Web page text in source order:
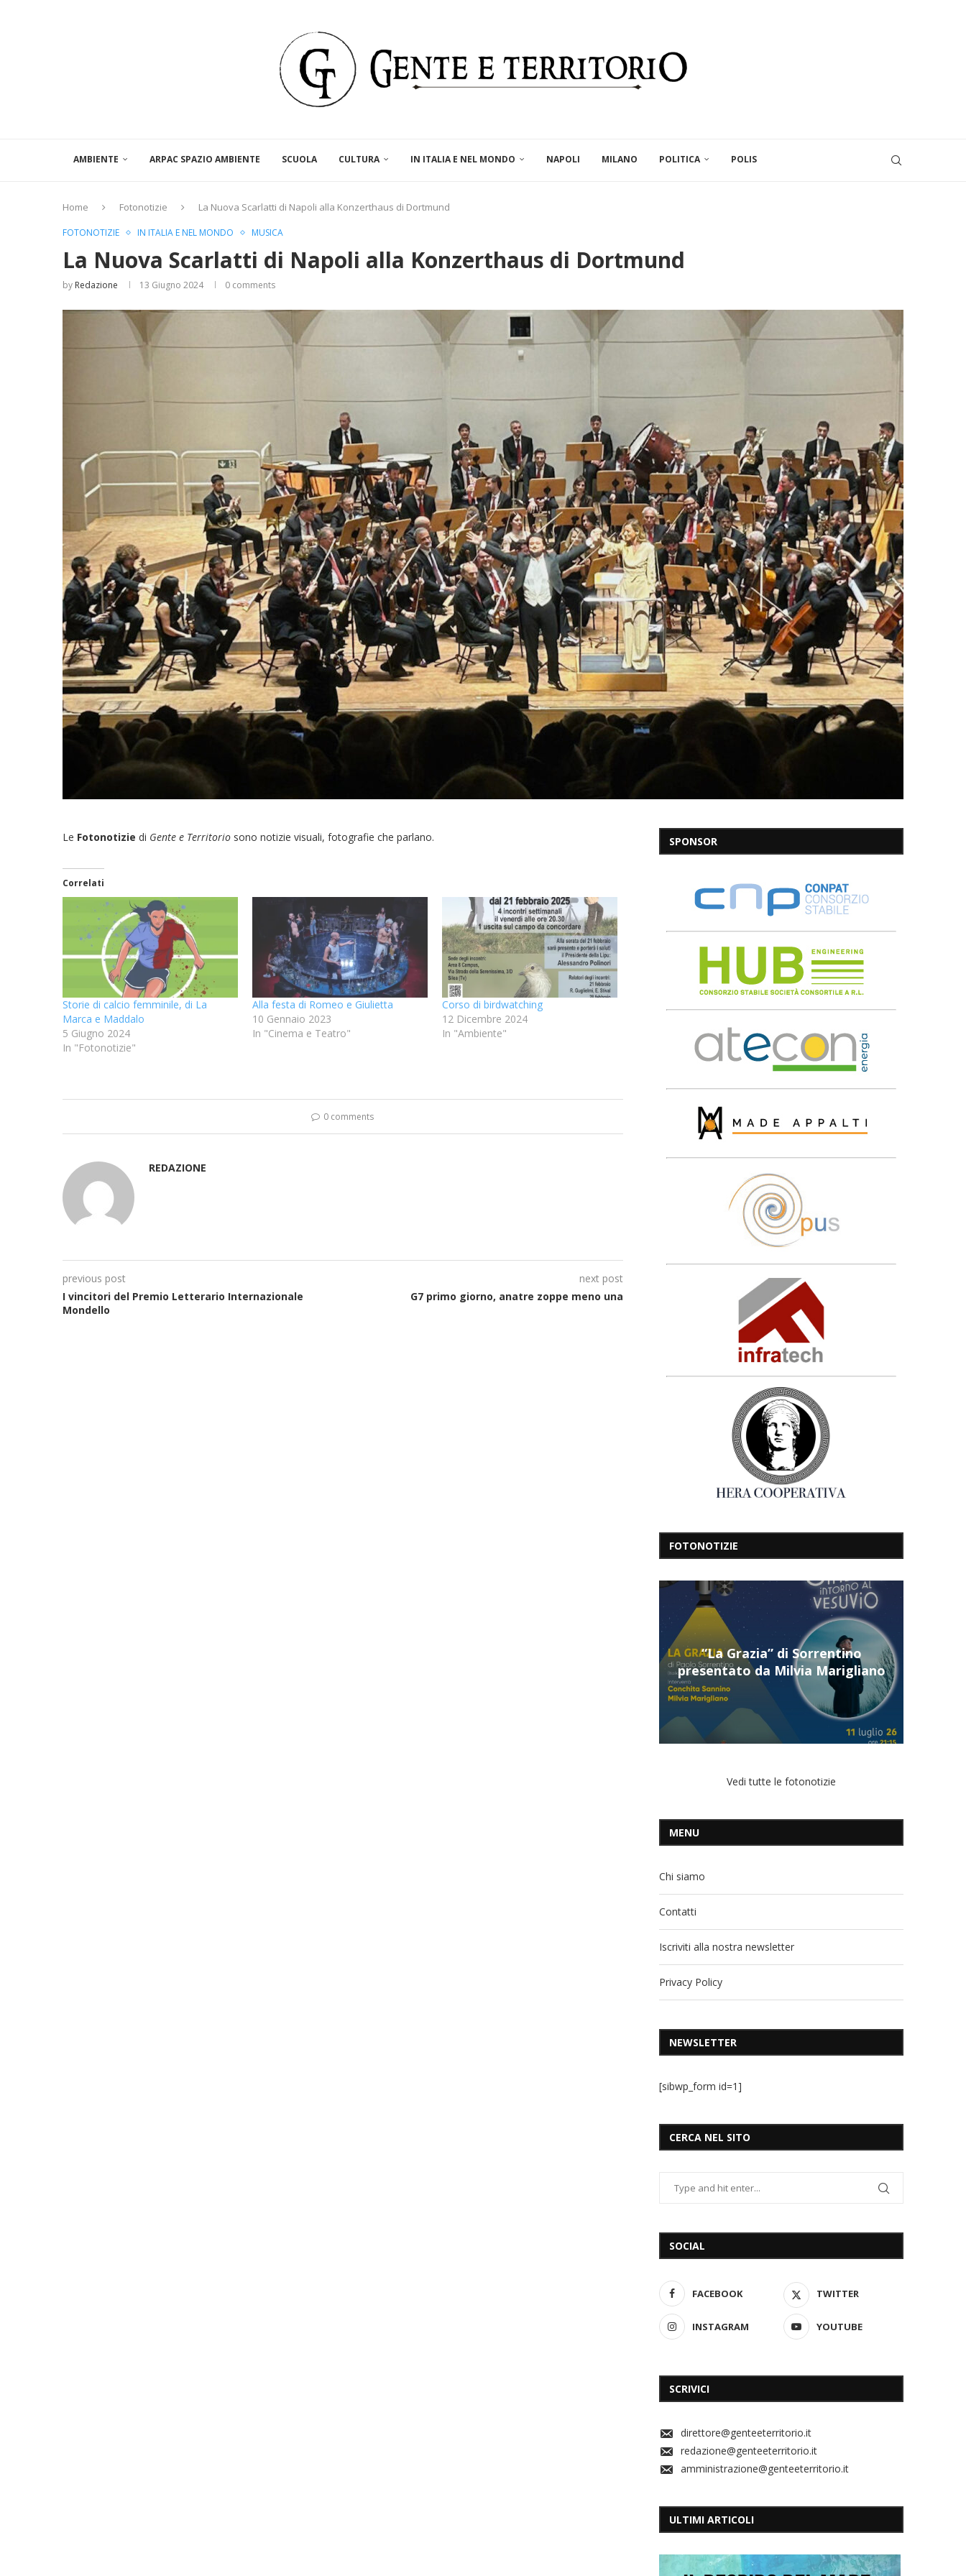
AMBIENTE ARPAC SPAZIO AMBIENTE SCUOLA CULTURA IN ITALIA E NEL MONDO NAPOLI MILANO POLITICA POLIS
Home Fotonotizie La Nuova Scarlatti di Napoli alla Konzerthaus di Dortmund
FOTONOTIZIE IN ITALIA E NEL MONDO MUSICA
La Nuova Scarlatti di Napoli alla Konzerthaus di Dortmund
by Redazione 13 Giugno 2024 0 comments
Le Fotonotizie di Gente e Territorio sono notizie visuali, fotografie che parlano.
Correlati
Storie di calcio femminile, di La
Marca e Maddalo
5 Giugno 2024
In "Fotonotizie"
Alla festa di Romeo e Giulietta
10 Gennaio 2023
In "Cinema e Teatro"
Corso di birdwatching
12 Dicembre 2024
In "Ambiente"
0 comments
REDAZIONE
previous post
I vincitori del Premio Letterario Internazionale
Mondello
next post
G7 primo giorno, anatre zoppe meno una
SPONSOR
FOTONOTIZIE
“Il respiro del mare”, personale
di Terry Mangiatordi
Vedi tutte le fotonotizie
MENU
Chi siamo
Contatti
Iscriviti alla nostra newsletter
Privacy Policy
NEWSLETTER
[sibwp_form id=1]
CERCA NEL SITO
SOCIAL
FACEBOOK TWITTER
INSTAGRAM YOUTUBE
SCRIVICI
direttore@genteeterritorio.it
redazione@genteeterritorio.it
amministrazione@genteeterritorio.it
ULTIMI ARTICOLI